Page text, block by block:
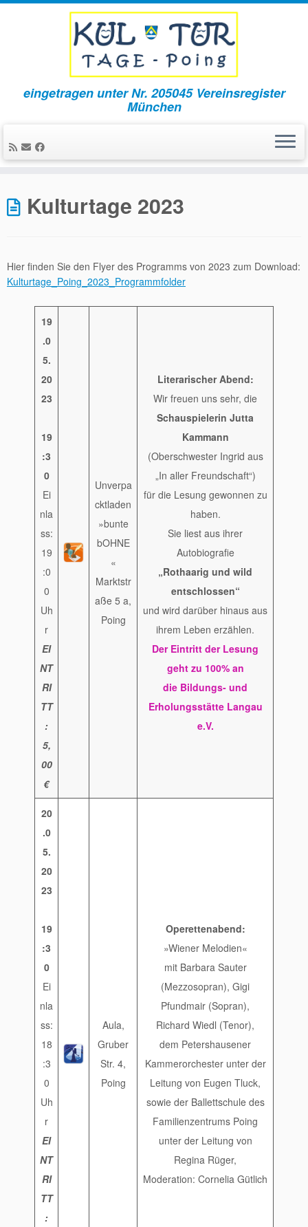
Inhalt
springen
eingetragen unter Nr. 205045 Vereinsregister
München
Kulturtage 2023
Hier finden Sie den Flyer des Programms von 2023 zum Download:
Kulturtage_Poing_2023_Programmfolder
19
.0
5.
20
23
19
:3
0
Ei
nla
ss:
19
:0
0
Uh
r
EI
NT
RI
TT
:
5,
00
€
Unverpa
cktladen
»bunte
bOHNE
«
Marktstr
aße 5 a,
Poing
Literarischer Abend:
Wir freuen uns sehr, die
Schauspielerin Jutta
Kammann
(Oberschwester Ingrid aus
„In aller Freundschaft“)
für die Lesung gewonnen zu
haben.
Sie liest aus ihrer
Autobiografie
„Rothaarig und wild
entschlossen“
und wird darüber hinaus aus
ihrem Leben erzählen.
Der Eintritt der Lesung
geht zu 100% an
die Bildungs- und
Erholungsstätte Langau
e.V.
20
.0
5.
20
23
19
:3
0
Ei
nla
ss:
18
:3
0
Uh
r
EI
NT
RI
TT
:
Aula,
Gruber
Str. 4,
Poing
Operettenabend:
»Wiener Melodien«
mit Barbara Sauter
(Mezzosopran), Gigi
Pfundmair (Sopran),
Richard Wiedl (Tenor),
dem Petershausener
Kammerorchester unter der
Leitung von Eugen Tluck,
sowie der Ballettschule des
Familienzentrums Poing
unter der Leitung von
Regina Rüger,
Moderation: Cornelia Gütlich